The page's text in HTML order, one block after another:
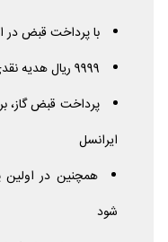
با پرداخت قبض در
9999 ریال هدیه نقدی با پرداخت هر یک از قبوض خدماتی
پرداخت قبض گاز،
ایرانسل
شود